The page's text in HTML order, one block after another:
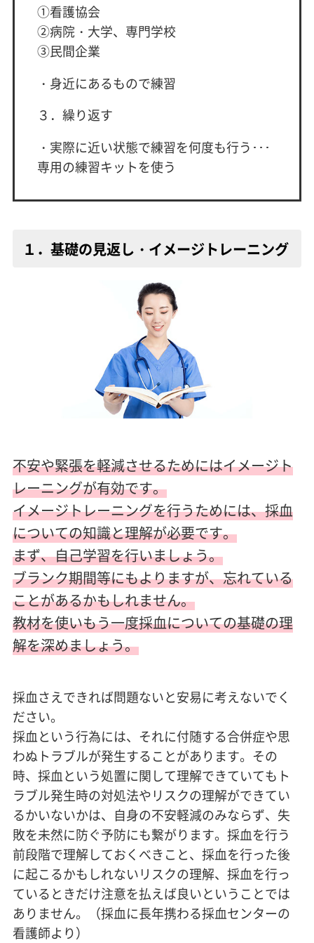
①看護協会
②病院・大学、専門学校
③民間企業
・身近にあるもので練習
３．繰り返す
・実際に近い状態で練習を何度も行う･･･
専用の練習キットを使う
１．基礎の見返し・イメージトレーニング
不安や緊張を軽減させるためにはイメージト
レーニングが有効です。
イメージトレーニングを行うためには、採血
についての知識と理解が必要です。
まず、自己学習を行いましょう。
ブランク期間等にもよりますが、忘れている
ことがあるかもしれません。
教材を使いもう一度採血についての基礎の理
解を深めましょう。
採血さえできれば問題ないと安易に考えないでく
ださい。
採血という行為には、それに付随する合併症や思
わぬトラブルが発生することがあります。その
時、採血という処置に関して理解できていてもト
ラブル発生時の対処法やリスクの理解ができてい
るかいないかは、自身の不安軽減のみならず、失
敗を未然に防ぐ予防にも繋がります。採血を行う
前段階で理解しておくべきこと、採血を行った後
に起こるかもしれないリスクの理解、採血を行っ
ているときだけ注意を払えば良いということでは
ありません。（採血に長年携わる採血センターの
看護師より）